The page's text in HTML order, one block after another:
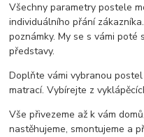
Všechny parametry postele
individuálního přání
poznámky. My se s vámi poté
představy.
Doplňte vámi vybranou
matrací. Vybírejte z
Vše přivezeme až k vám
nastěhujeme, smontujeme a